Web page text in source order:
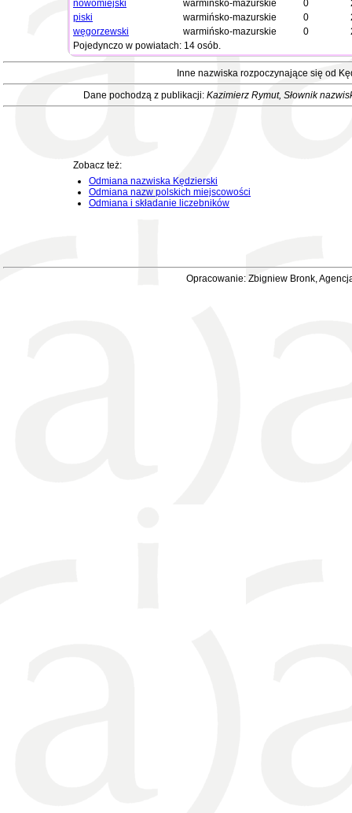
nowomiejski warmińsko-mazurskie 0
piski
warmińsko-mazurskie 0
węgorzewski
warmińsko-mazurskie 0
Pojedynczo w powiatach: 14 osób.
Inne nazwiska rozpoczynające się od
Dane pochodzą z publikacji: Kazimierz Rymut, Słownik
Zobacz też:
Odmiana nazwiska Kędzierski
Odmiana nazw polskich miejscowości
Odmiana i składanie liczebników
Opracowanie: Zbigniew Bronk,